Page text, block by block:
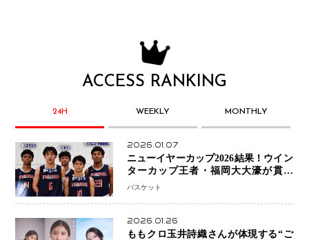
ACCESS RANKING
24H WEEKLY MONTHLY
2026.01.07
ニューイヤーカップ2026結果！ウイン
ターカップ王者・福岡大大濠が貫禄
V！ 東山は“背番号継承”で新たな物語
バスケット
2026.01.26
ももクロ玉井詩織さんが体現する“ご